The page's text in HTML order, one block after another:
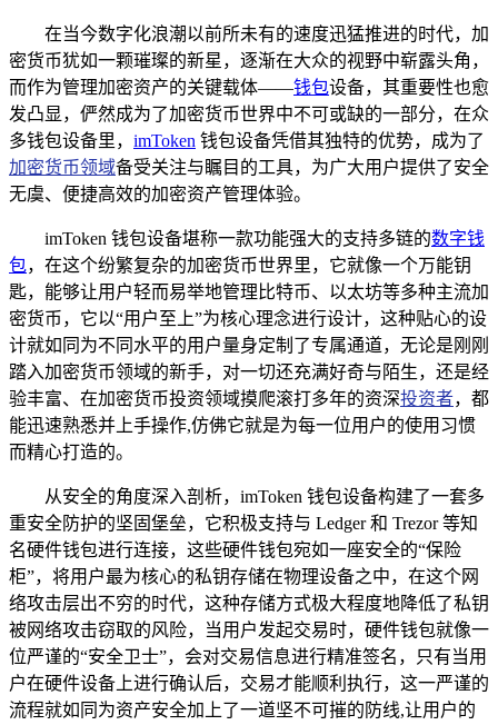
在当今数字化浪潮以前所未有的速度迅猛推进的时代，加
密货币犹如一颗璀璨的新星，逐渐在大众的视野中崭露头角，
而作为管理加密资产的关键载体——钱包设备，其重要性也愈
发凸显，俨然成为了加密货币世界中不可或缺的一部分，在众
多钱包设备里， imToken 钱包设备凭借其独特的优势，成为了
加密货币领域备受关注与瞩目的工具，为广大用户提供了安全
无虞、便捷高效的加密资产管理体验。
imToken 钱包设备堪称一款功能强大的支持多链的数字钱
包，在这个纷繁复杂的加密货币世界里，它就像一个万能钥
匙，能够让用户轻而易举地管理比特币、以太坊等多种主流加
密货币，它以“用户至上”为核心理念进行设计，这种贴心的设
计就如同为不同水平的用户量身定制了专属通道，无论是刚刚
踏入加密货币领域的新手，对一切还充满好奇与陌生，还是经
验丰富、在加密货币投资领域摸爬滚打多年的资深投资者，都
能迅速熟悉并上手操作,仿佛它就是为每一位用户的使用习惯
而精心打造的。
从安全的角度深入剖析，imToken 钱包设备构建了一套多
重安全防护的坚固堡垒，它积极支持与 Ledger 和 Trezor 等知
名硬件钱包进行连接，这些硬件钱包宛如一座安全的“保险
柜”，将用户最为核心的私钥存储在物理设备之中，在这个网
络攻击层出不穷的时代，这种存储方式极大程度地降低了私钥
被网络攻击窃取的风险，当用户发起交易时，硬件钱包就像一
位严谨的“安全卫士”，会对交易信息进行精准签名，只有当用
户在硬件设备上进行确认后，交易才能顺利执行，这一严谨的
流程就如同为资产安全加上了一道坚不可摧的防线,让用户的